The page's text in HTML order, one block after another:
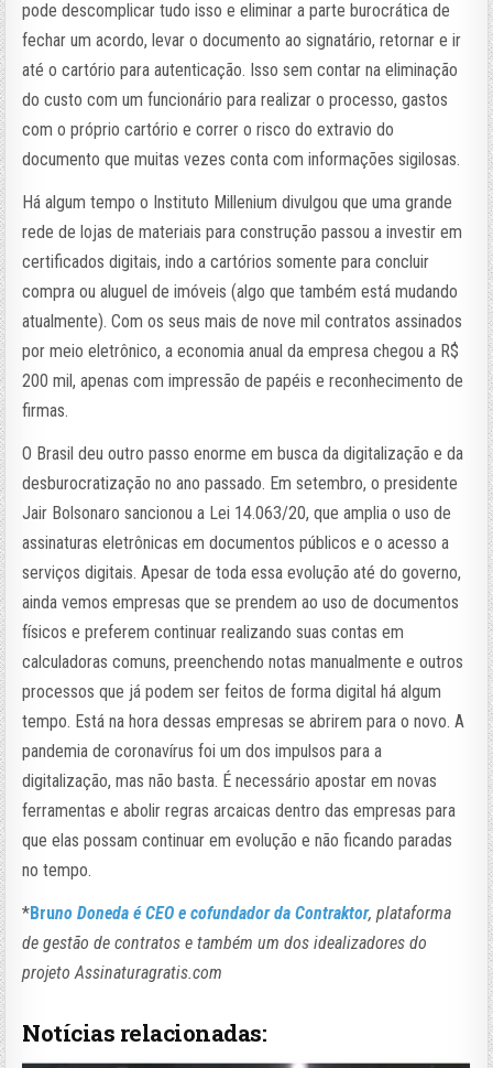
pode descomplicar tudo isso e eliminar a parte burocrática de
fechar um acordo, levar o documento ao signatário, retornar e ir
até o cartório para autenticação. Isso sem contar na eliminação
do custo com um funcionário para realizar o processo, gastos
com o próprio cartório e correr o risco do extravio do
documento que muitas vezes conta com informações sigilosas.
Há algum tempo o Instituto Millenium divulgou que uma grande
rede de lojas de materiais para construção passou a investir em
certificados digitais, indo a cartórios somente para concluir
compra ou aluguel de imóveis (algo que também está mudando
atualmente). Com os seus mais de nove mil contratos assinados
por meio eletrônico, a economia anual da empresa chegou a R$
200 mil, apenas com impressão de papéis e reconhecimento de
firmas.
O Brasil deu outro passo enorme em busca da digitalização e da
desburocratização no ano passado. Em setembro, o presidente
Jair Bolsonaro sancionou a Lei 14.063/20, que amplia o uso de
assinaturas eletrônicas em documentos públicos e o acesso a
serviços digitais. Apesar de toda essa evolução até do governo,
ainda vemos empresas que se prendem ao uso de documentos
físicos e preferem continuar realizando suas contas em
calculadoras comuns, preenchendo notas manualmente e outros
processos que já podem ser feitos de forma digital há algum
tempo. Está na hora dessas empresas se abrirem para o novo. A
pandemia de coronavírus foi um dos impulsos para a
digitalização, mas não basta. É necessário apostar em novas
ferramentas e abolir regras arcaicas dentro das empresas para
que elas possam continuar em evolução e não ficando paradas
no tempo.
*Bruno Doneda é CEO e cofundador da Contraktor, plataforma
de gestão de contratos e também um dos idealizadores do
projeto Assinaturagratis.com
Notícias relacionadas: